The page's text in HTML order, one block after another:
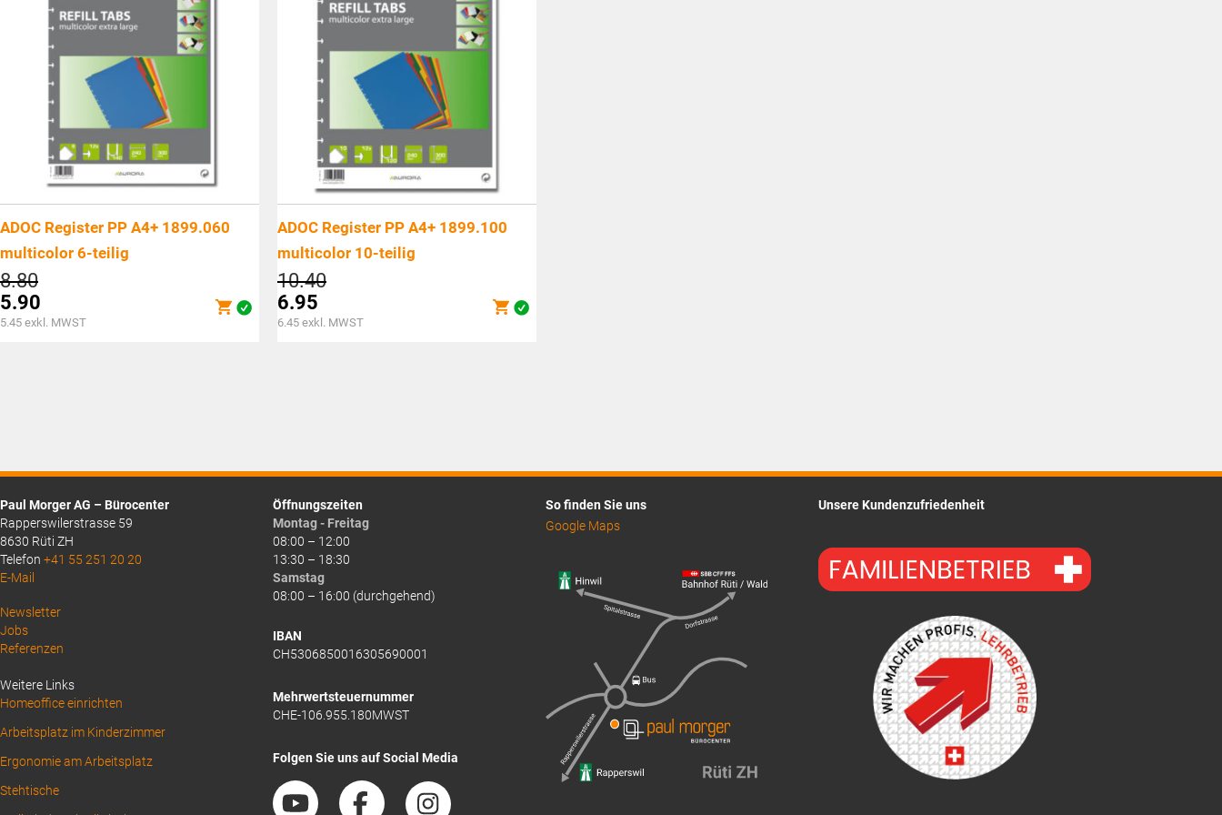
ADOC Register PP A4+ 1899.060
multicolor 6-teilig
8.80Ursprünglicher
Preis
war:
5.90
Aktueller
5.45 exkl. MWST
ADOC Register PP A4+ 1899.100
multicolor 10-teilig
10.40Ursprünglicher
war:
6.95
Aktueller
6.45 exkl. MWST
Paul Morger AG – Bürocenter
Rapperswilerstrasse 59
8630 Rüti ZH
Telefon +41 55 251 20 20
E-Mail
Above
Footer
Newsletter
Jobs
Referenzen
Weitere Links
Homeoffice einrichten
Arbeitsplatz im Kinderzimmer
Ergonomie am Arbeitsplatz
Stehtische
Öffnungszeiten
Montag - Freitag
08:00 – 12:00
13:30 – 18:30
Samstag
08:00 – 16:00 (durchgehend)
IBAN
CH5306850016305690001
Mehrwertsteuernummer
CHE-106.955.180MWST
Folgen Sie uns auf Social Media
So finden Sie uns
Google Maps
Unsere Kundenzufriedenheit